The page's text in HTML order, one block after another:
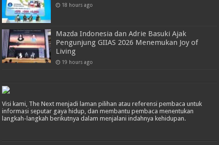
18 hours ago
Mazda Indonesia dan Adrie Basuki Ajak
Pengunjung GIIAS 2026 Menemukan Joy of
Living
19 hours ago
Visi kami, The Next menjadi laman pilihan atau referensi pembaca untuk
informasi seputar gaya hidup, dan membantu pembaca menentukan
langkah-langkah berikutnya dalam menjalani indahnya kehidupan.